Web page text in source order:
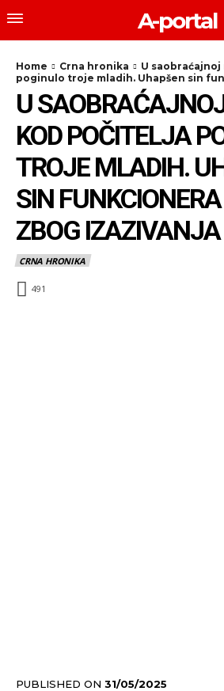
A-portal
Home Crna hronika
U
poginulo troje mladih. Uhapšen sin
U
KOD POČITELJA
TROJE MLADIH.
SIN
ZBOG IZAZIVANJA
CRNA HRONIKA
491
PUBLISHED ON 31/05/2025